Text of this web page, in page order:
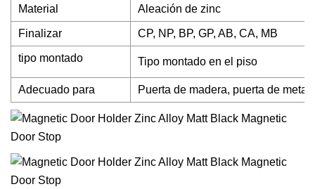
Material Aleación de zinc
Finalizar CP, NP, BP, GP, AB, CA, MB
tipo montado Tipo montado en el piso
Adecuado para Puerta de madera, puerta de